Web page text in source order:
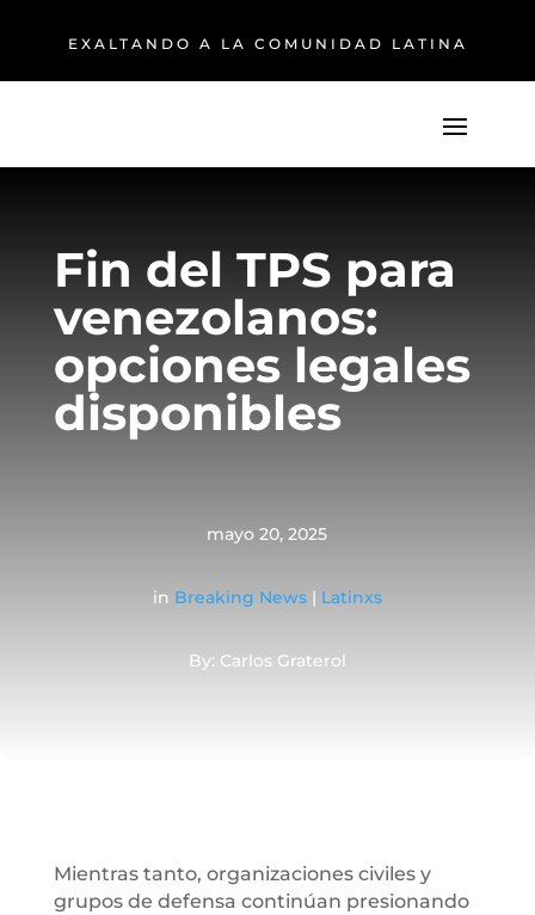
EXALTANDO A LA COMUNIDAD LATINA
Fin del TPS para
venezolanos:
opciones legales
disponibles
mayo 20, 2025
in Breaking News| Latinxs
By: Carlos Graterol
Mientras tanto, organizaciones civiles y
grupos de defensa continúan presionando